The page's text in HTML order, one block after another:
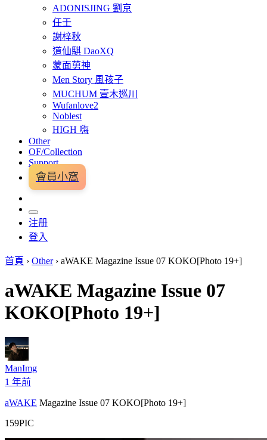
ADONISJING 劉京
任壬
謝梓秋
道仙騏 DaoXQ
蒙面莮神
Men Story 風孩子
MUCHUM 壹木巡川
Wufanlove2
Noblest
HIGH 嗨
Other
OF/Collection
Support
會員小窩
注册
登入
首頁 › Other › aWAKE Magazine Issue 07 KOKO[Photo 19+]
aWAKE Magazine Issue 07
KOKO[Photo 19+]
ManImg
1 年前
aWAKE Magazine Issue 07 KOKO[Photo 19+]
159PIC